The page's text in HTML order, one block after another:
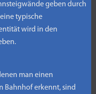
geben durch
typische
wird in den
man einen
Bahnhof erkennt, sind